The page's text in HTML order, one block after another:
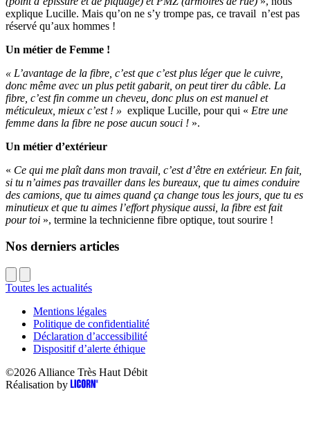
explique Lucille. Mais qu’on ne s’y trompe pas, ce travail n’est pas
réservé qu’aux hommes !
Un métier de Femme !
« L’avantage de la fibre, c’est que c’est plus léger que le cuivre,
donc même avec un plus petit gabarit, on peut tirer du câble. La
fibre, c’est fin comme un cheveu, donc plus on est manuel et
méticuleux, mieux c’est ! » explique Lucille, pour qui « Etre une
femme dans la fibre ne pose aucun souci ! ».
Un métier d’extérieur
« Ce qui me plaît dans mon travail, c’est d’être en extérieur. En fait,
si tu n’aimes pas travailler dans les bureaux, que tu aimes conduire
des camions, que tu aimes quand ça change tous les jours, que tu es
minutieux et que tu aimes l’effort physique aussi, la fibre est fait
pour toi », termine la technicienne fibre optique, tout sourire !
Nos derniers articles
Toutes les actualités
Mentions légales
Politique de confidentialité
Déclaration d’accessibilité
Dispositif d’alerte éthique
©2026 Alliance Très Haut Débit
Réalisation by